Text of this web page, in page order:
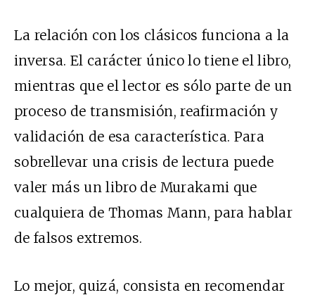
La relación con los clásicos funciona a la
inversa. El carácter único lo tiene el libro,
mientras que el lector es sólo parte de un
proceso de transmisión, reafirmación y
validación de esa característica. Para
sobrellevar una crisis de lectura puede
valer más un libro de Murakami que
cualquiera de Thomas Mann, para hablar
de falsos extremos.
Lo mejor, quizá, consista en recomendar